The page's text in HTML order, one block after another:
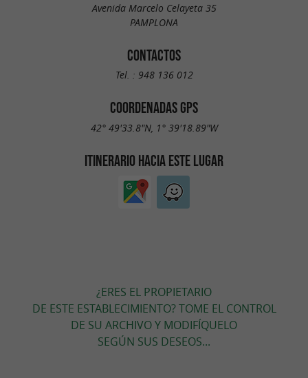
Avenida Marcelo Celayeta 35
PAMPLONA
CONTACTOS
Tel. : 948 136 012
COORDENADAS GPS
42° 49'33.8"N, 1° 39'18.89"W
ITINERARIO HACIA ESTE LUGAR
¿ERES EL PROPIETARIO
DE ESTE ESTABLECIMIENTO? TOME EL CONTROL
DE SU ARCHIVO Y MODIFÍQUELO
SEGÚN SUS DESEOS...